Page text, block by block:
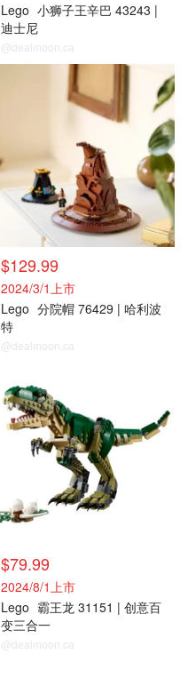
Lego 小狮子王辛巴 43243 |
迪士尼
@dealmoon.ca
$129.99
2024/3/1上市
Lego 分院帽 76429 | 哈利波
特
@dealmoon.ca
$79.99
2024/8/1上市
Lego 霸王龙 31151 | 创意百
变三合一
@dealmoon.ca